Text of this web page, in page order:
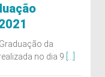
da
no dia 9